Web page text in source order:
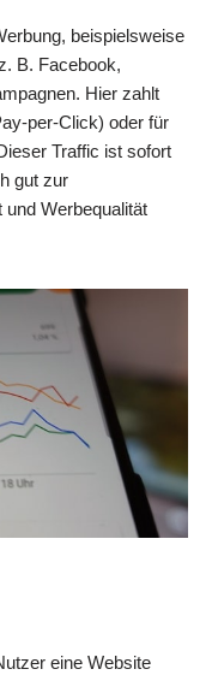
beispielsweise
B. Facebook,
Hier zahlt
per-Click) oder für
Traffic ist sofort
gut zur
und Werbequalität
eine Website